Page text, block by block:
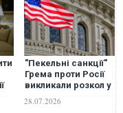
"Пекельні санкції"
Грема проти Росії
викликали розкол у
Telegraph
28.07.2026